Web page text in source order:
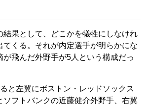
果として、どこかを犠牲にしなけれ
てくる。それが内定選手が明らかにな
が飛んだ外野手が5人という構成だっ
と左翼にボストン・レッドソックス
ソフトバンクの近藤健介外野手、右翼